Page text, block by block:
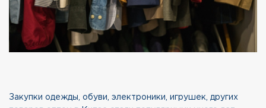
Закупки одежды, обуви, электроники, игрушек, других